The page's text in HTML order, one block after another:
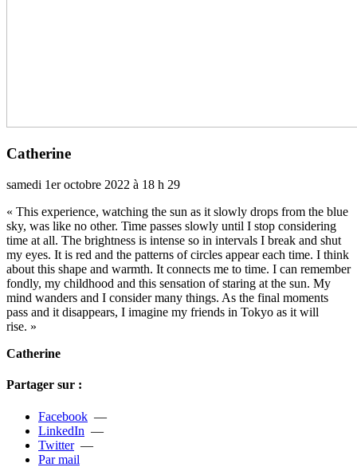
Catherine
samedi 1er octobre 2022 à 18 h 29
« This expe­rience, wat­ching the sun as it slowly drops from the blue
sky, was like no other. Time passes slowly until I stop consi­de­ring
time at all. The bright­ness is intense so in inter­vals I break and shut
my eyes. It is red and the pat­terns of cir­cles appear each time. I think
about this shape and warmth. It connects me to time. I can remem­ber
fondly, my child­hood and this sen­sa­tion of sta­ring at the sun. My
mind wan­ders and I consi­der many things. As the final moments
pass and it disap­pears, I ima­gine my friends in Tokyo as it will
rise. »
Catherine
Partager sur :
Facebook —
LinkedIn —
Twitter—
Par mail